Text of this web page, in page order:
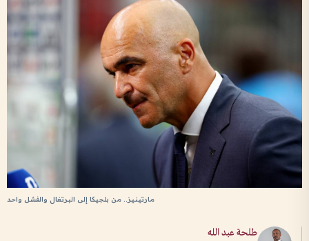
مارتينيز.. من بلجيكا إلى البرتغال والفشل واحد
طلحة عبد الله